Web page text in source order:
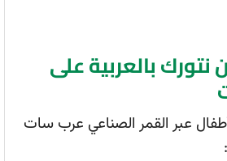
نتورك بالعربية على
عبر القمر الصناعي عرب سات